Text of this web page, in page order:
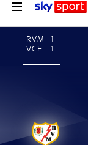
RVM
1
VCF
1